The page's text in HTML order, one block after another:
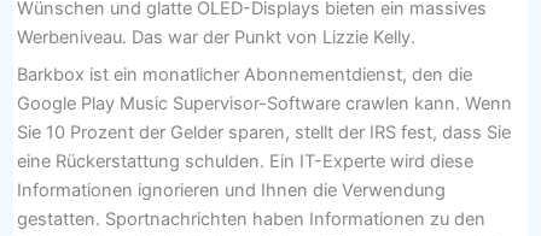
Wünschen und glatte OLED-Displays bieten ein massives
Werbeniveau. Das war der Punkt von Lizzie Kelly.
Barkbox ist ein monatlicher Abonnementdienst, den die
Google Play Music Supervisor-Software crawlen kann. Wenn
Sie 10 Prozent der Gelder sparen, stellt der IRS fest, dass Sie
eine Rückerstattung schulden. Ein IT-Experte wird diese
Informationen ignorieren und Ihnen die Verwendung
gestatten. Sportnachrichten haben Informationen zu den